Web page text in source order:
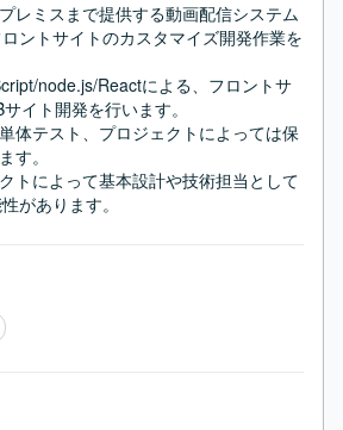
レミスまで提供する動画配信システム
ントサイトのカスタマイズ開発作業を
node.js/Reactによる、フロントサ
イト開発を行います。
体テスト、プロジェクトによっては保
す。
トによって基本設計や技術担当として
があります。